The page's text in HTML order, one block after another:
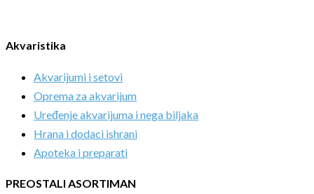
Akvaristika
Akvarijumi i setovi
Oprema za akvarijum
Uređenje akvarijuma i nega biljaka
Hrana i dodaci ishrani
Apoteka i preparati
PREOSTALI ASORTIMAN